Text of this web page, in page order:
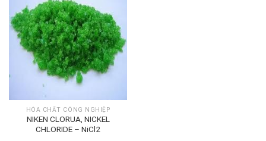
HÓA CHẤT CÔNG NGHIỆP
NIKEN CLORUA, NICKEL
CHLORIDE – NiCl2